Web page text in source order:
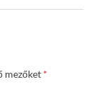
mezőket *